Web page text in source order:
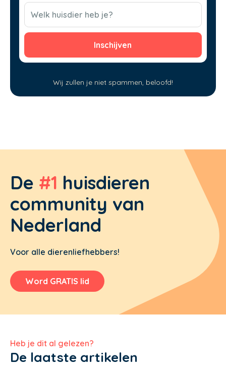
(Vereist)
CAPTCHA
Welk huisdier heb je?
Wij zullen je niet spammen, beloofd!
De #1 huisdieren
community van
Nederland
Voor alle dierenliefhebbers!
Word GRATIS lid
Heb je dit al gelezen?
De laatste artikelen